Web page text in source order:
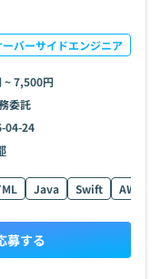
ーバーサイドエンジニア
~ 7,500円
委託
04-24
Java Swift AWS
募する